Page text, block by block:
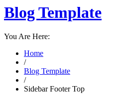
Blog Template
You Are Here:
Home
/
Blog Template
/
Sidebar Footer Top